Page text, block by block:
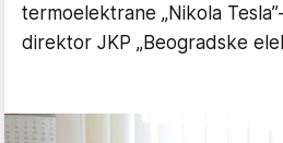
termoelektrane „Nikola
direktor JKP „Beogradske